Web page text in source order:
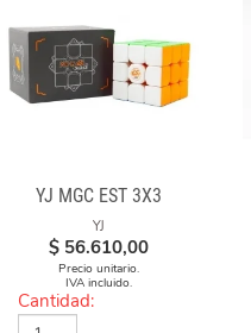
YJ MGC EST 3X3
YJ
$ 56.610,00
Precio unitario.
IVA incluido.
Cantidad: